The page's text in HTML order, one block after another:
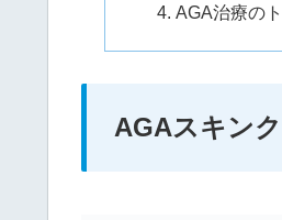
AGA治療の
AGAスキン